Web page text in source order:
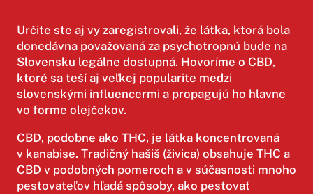
Určite ste aj vy zaregistrovali, že látka, ktorá bola
donedávna považovaná za psychotropnú bude na
Slovensku legálne dostupná. Hovoríme o CBD,
ktoré sa teší aj veľkej popularite medzi
slovenskými influencermi a propagujú ho hlavne
vo forme olejčekov.
CBD, podobne ako THC, je látka koncentrovaná
v kanabise. Tradičný hašiš (živica) obsahuje THC a
CBD v podobných pomeroch a v súčasnosti mnoho
pestovateľov hľadá spôsoby, ako pestovať